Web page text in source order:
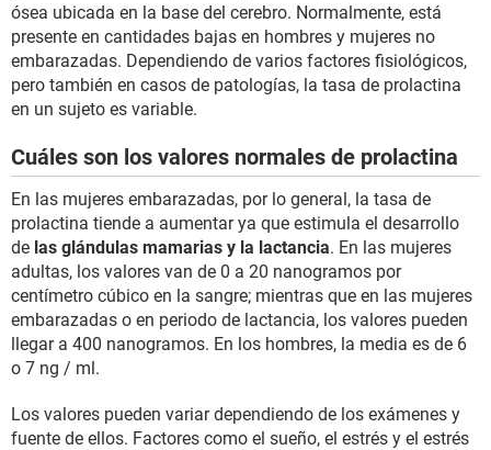
ósea ubicada en la base del cerebro. Normalmente, está
presente en cantidades bajas en hombres y mujeres no
embarazadas. Dependiendo de varios factores fisiológicos,
pero también en casos de patologías, la tasa de prolactina
en un sujeto es variable.
Cuáles son los valores normales de prolactina
En las mujeres embarazadas, por lo general, la tasa de
prolactina tiende a aumentar ya que estimula el desarrollo
de las glándulas mamarias y la lactancia. En las mujeres
adultas, los valores van de 0 a 20 nanogramos por
centímetro cúbico en la sangre; mientras que en las mujeres
embarazadas o en periodo de lactancia, los valores pueden
llegar a 400 nanogramos. En los hombres, la media es de 6
o 7 ng / ml.
Los valores pueden variar dependiendo de los exámenes y
fuente de ellos. Factores como el sueño, el estrés y el estrés